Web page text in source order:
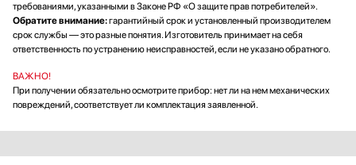
требованиями, указанными в Законе РФ «О защите прав потребителей».
Обратите внимание:гарантийный срок и установленный производителем
срок службы — это разные понятия. Изготовитель принимает на себя
ответственность по устранению неисправностей, если не указано обратного.
ВАЖНО!
При получении обязательно осмотрите прибор: нет ли на нем механических
повреждений, соответствует ли комплектация заявленной.